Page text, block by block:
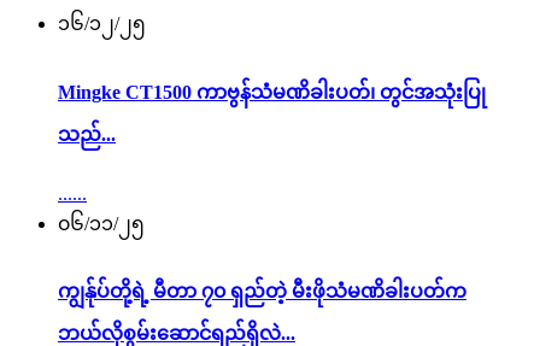
၁၆/၁၂/၂၅
Mingke CT1500 ကာဗွန်သံမဏိခါးပတ်၊ တွင်အသုံးပြု
သည်...
......
၀၆/၁၁/၂၅
ကျွန်ုပ်တို့ရဲ့ မီတာ ၇၀ ရှည်တဲ့ မီးဖိုသံမဏိခါးပတ်က
ဘယ်လိုစွမ်းဆောင်ရည်ရှိလဲ...